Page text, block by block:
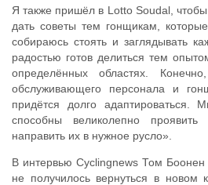
Я также пришёл в Lotto Soudal, чтобы
дать советы тем гонщикам,
собираюсь стоять и заглядывать
радостью готов делиться тем
определённых областях.
обслуживающего персонала и
придётся долго адаптироваться.
способны великолепно
направить их в нужное русло».
В интервью Cyclingnews Том
не получилось вернуться в новом